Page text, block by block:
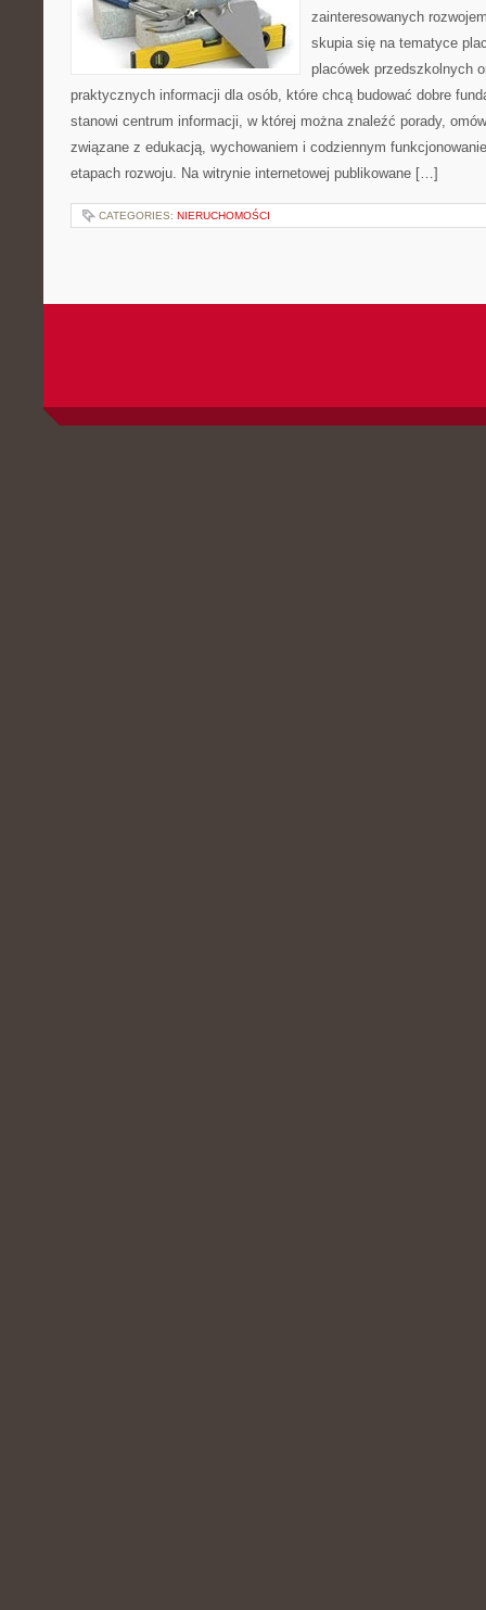
zainteresowanych
skupia się na tematyce
placówek przedszkolnych
praktycznych informacji dla osób, które chcą budować dobre
stanowi centrum informacji, w której można znaleźć porady,
związane z edukacją, wychowaniem i codziennym
etapach rozwoju. Na witrynie internetowej publikowane […]
CATEGORIES: NIERUCHOMOŚCI